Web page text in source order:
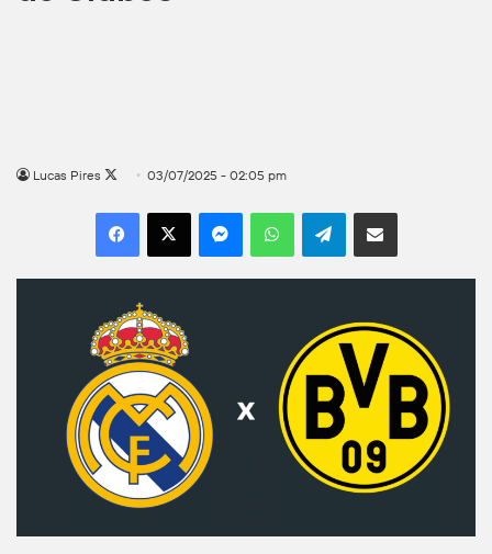
Lucas Pires
Follow
X
03/07/2025 - 02:05 pm
Facebook
X MessengerWhatsAppTelegramCompartilhar por e-mail